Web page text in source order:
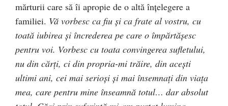
mărturii care să îi apropie de o altă înţelegere a
familiei. Vă vorbesc ca fiu şi ca frate al vostru, cu
toată iubirea şi încrederea pe care o împărtăşesc
pentru voi. Vorbesc cu toata convingerea sufletului,
nu din cărţi, ci din propria-mi trăire, din aceşti
ultimi ani, cei mai serioşi şi mai însemnaţi din viaţa
mea, care pentru mine înseamnă totul… dar absolut